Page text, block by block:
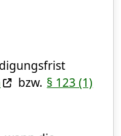
bzw. § 123 (1)